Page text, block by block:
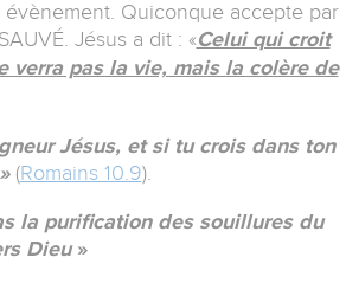
Quiconque accepte par
Jésus a dit : «Celui qui croit
verra pas la vie, mais la colère de
Jésus, et si tu crois dans ton
(Romains 10.9).
la purification des souillures du
Dieu»